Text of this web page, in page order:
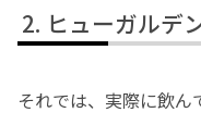
ヒューガルデ
それでは、実際に飲ん